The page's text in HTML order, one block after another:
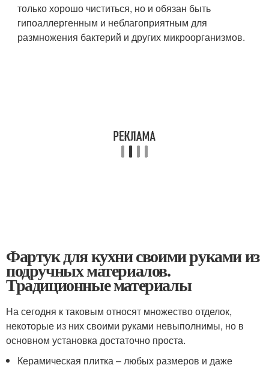
только хорошо чиститься, но и обязан быть
гипоаллергенным и неблагоприятным для
размножения бактерий и других микроорганизмов.
Фартук для кухни своими руками из
подручных материалов.
Традиционные материалы
На сегодня к таковым относят множество отделок,
некоторые из них своими руками невыполнимы, но в
основном установка достаточно проста.
Керамическая плитка – любых размеров и даже